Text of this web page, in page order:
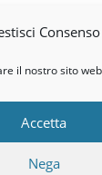
Consenso
il nostro sito
Accetta
Nega
14